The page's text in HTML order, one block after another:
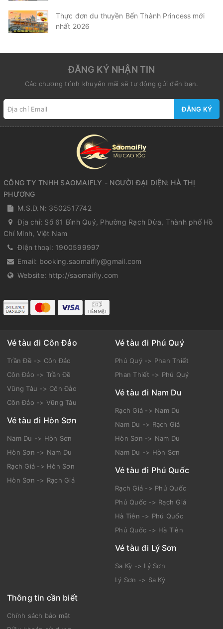
Thực đơn du thuyền Bến Thành Princess mới
nhất 2026
ĐĂNG KÝ NHẬN TIN
Các chương trình khuyến mãi sẽ tự động gửi đến bạn.
ĐĂNG KÝ
CÔNG TY TNHH SAOMAIFLY - NGƯỜI ĐẠI DIỆN: HÀ THỊ
PHƯƠNG
M.S.D.N: 3502517742
Địa chỉ: Số 61 Bình Quý, Phường Rạch Dừa, Thành phố Hồ
Chí Minh, Việt Nam
Điện thoại: 1900599997
Email: booking.saomaifly@gmail.com
Website: http://saomaifly.com
Vé tàu đi Côn Đảo
Trần Đề -> Côn Đảo
Côn Đảo -> Trần Đề
Vũng Tàu -> Côn Đảo
Côn Đảo -> Vũng Tàu
Vé tàu đi Hòn Sơn
Nam Du -> Hòn Sơn
Hòn Sơn -> Nam Du
Rạch Giá -> Hòn Sơn
Hòn Sơn -> Rạch Giá
Vé tàu đi Phú Quý
Phú Quý -> Phan Thiết
Phan Thiết -> Phú Quý
Vé tàu đi Nam Du
Rạch Giá -> Nam Du
Nam Du -> Rạch Giá
Hòn Sơn -> Nam Du
Nam Du -> Hòn Sơn
Vé tàu đi Phú Quốc
Rạch Giá -> Phú Quốc
Phú Quốc -> Rạch Giá
Hà Tiên -> Phú Quốc
Phú Quốc -> Hà Tiên
Vé tàu đi Lý Sơn
Sa Kỳ -> Lý Sơn
Lý Sơn -> Sa Kỳ
Thông tin cần biết
Chính sách bảo mật